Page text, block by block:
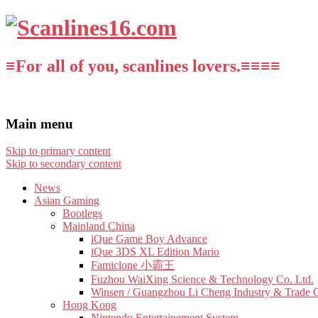
≡For all of you, scanlines lovers.≡≡≡≡
Main menu
Skip to primary content
Skip to secondary content
News
Asian Gaming
Bootlegs
Mainland China
iQue Game Boy Advance
iQue 3DS XL Edition Mario
Famiclone 小霸王
Fuzhou WaiXing Science & Technology Co. Ltd.
Winsen / Guangzhou Li Cheng Industry & Trade
Hong Kong